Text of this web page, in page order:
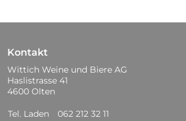
Kontakt
Wittich Weine und Biere AG
Haslistrasse 41
4600 Olten
Tel. Laden
062 212 32 11